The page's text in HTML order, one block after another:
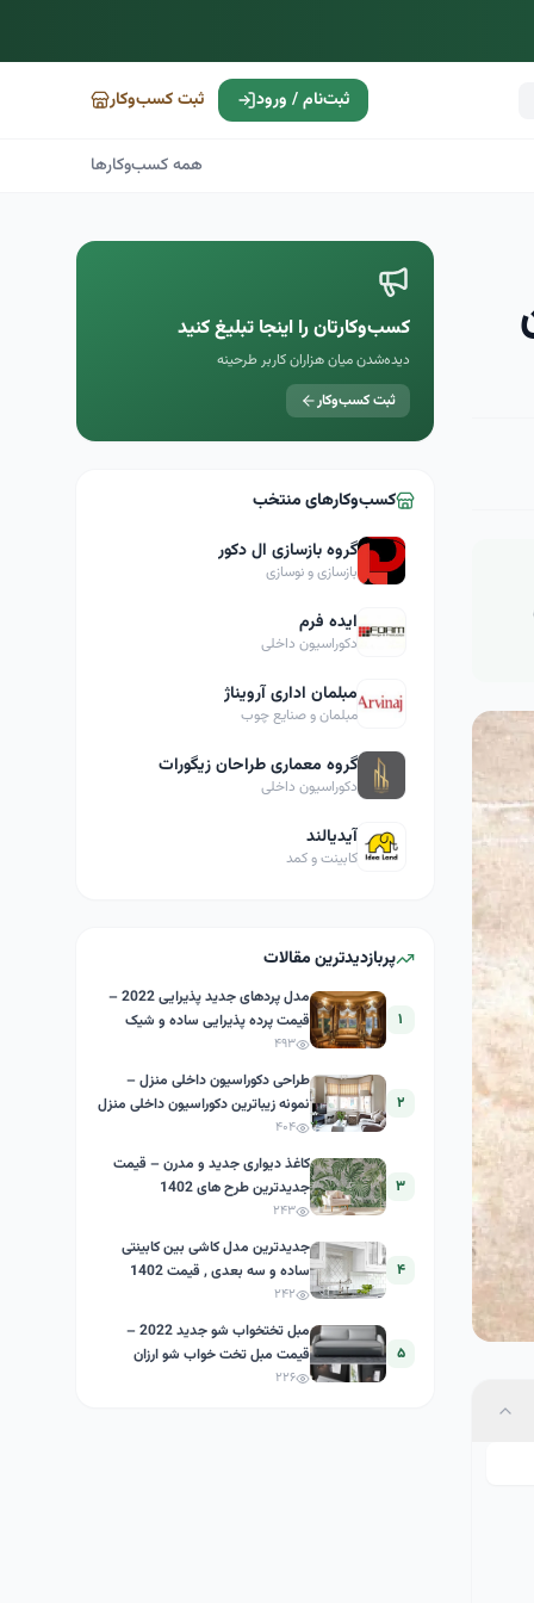
ثبت کسب‌وکار ثبت‌نام / ورود
همه کسب‌وکارها
کسب‌وکارتان را اینجا تبلیغ کنید
دیده‌شدن میان هزاران کاربر طرحینه
ثبت کسب‌وکار
کسب‌وکارهای منتخب
گروه بازسازی ال دکور
بازسازی و نوسازی
ایده فرم
دکوراسیون داخلی
مبلمان اداری آرویناژ
مبلمان و صنایع چوب
گروه معماری طراحان زیگورات
دکوراسیون داخلی
آیدیالند
کابینت و کمد
پربازدیدترین مقالات
۱
مدل پردهای جدید پذیرایی 2022 –
قیمت پرده پذیرایی ساده و شیک
۴۹۳
۲
طراحی دکوراسیون داخلی منزل –
نمونه زیباترین دکوراسیون داخلی منزل
ایرانی
۴۰۴
۳
کاغذ دیواری جدید و مدرن – قیمت
جدیدترین طرح های 1402
۲۴۳
۴
جدیدترین مدل کاشی بین کابینتی
ساده و سه بعدی , قیمت 1402
۲۴۲
۵
مبل تختخواب شو جدید 2022 –
قیمت مبل تخت خواب شو ارزان
۲۲۶